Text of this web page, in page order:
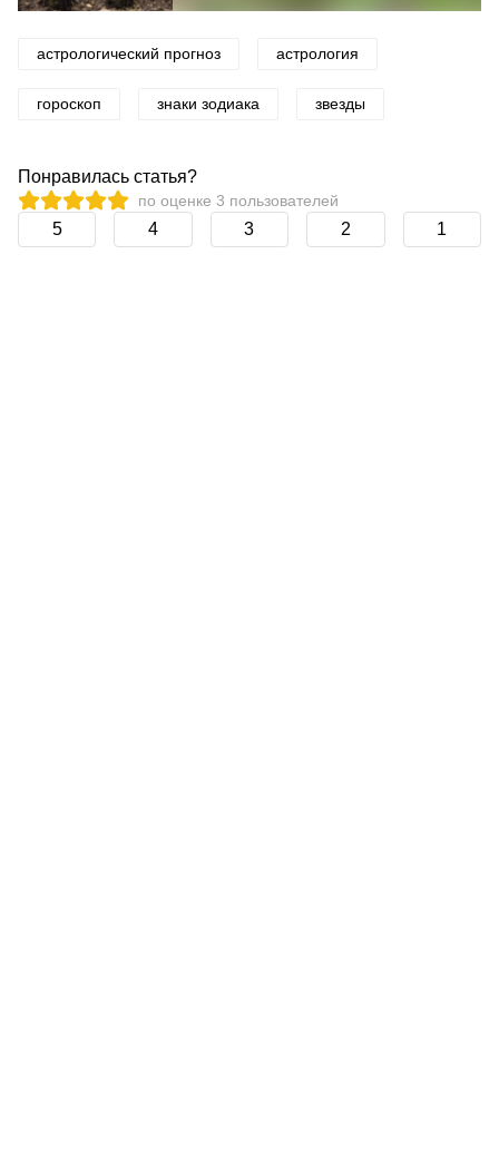
астрологический прогноз астрология
гороскоп знаки зодиака звезды
Понравилась статья?
по оценке 3 пользователей
5 4 3 2 1